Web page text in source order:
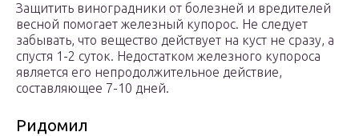
Защитить виноградники от болезней и вредителей
весной помогает железный купорос. Не следует
забывать, что вещество действует на куст не сразу, а
спустя 1-2 суток. Недостатком железного купороса
является его непродолжительное действие,
составляющее 7-10 дней.
Ридомил